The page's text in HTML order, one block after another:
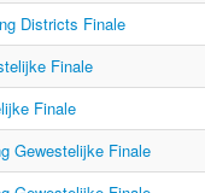
Districts Finale
Finale
Finale
Gewestelijke Finale